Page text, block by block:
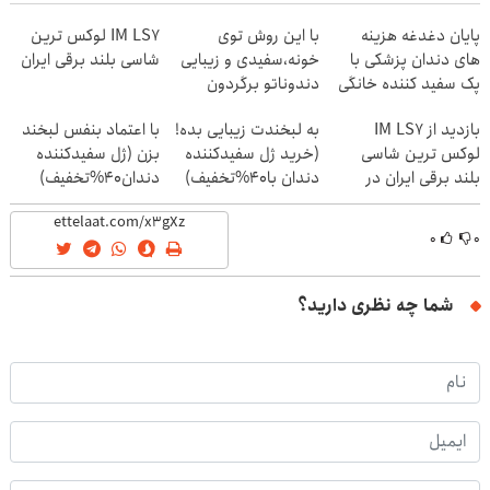
پایان دغدغه هزینه
های دندان پزشکی با
پک سفید کننده خانگی
با این روش توی
خونه،سفیدی و زیبایی
دندوناتو برگردون
IM LS7 لوکس ترین
شاسی بلند برقی ایران
بازدید از IM LS7
لوکس ترین شاسی
بلند برقی ایران در
باشگاه انقلاب
به لبخندت زیبایی بده!
(خرید ژل سفیدکننده
دندان با40%تخفیف)
با اعتماد بنفس لبخند
بزن (ژل سفیدکننده
دندان40%تخفیف)
۰ ۰
شما چه نظری دارید؟